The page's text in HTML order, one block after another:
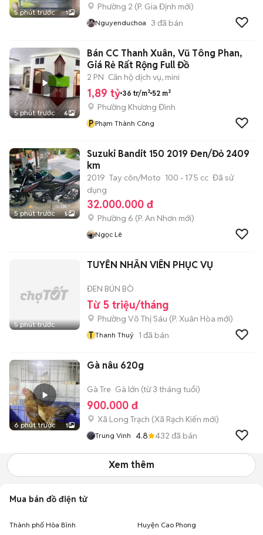
5 phút trước 1
Phường 2 (P. Gia Định mới)
Nguyenduchoa 3 đã bán
5 phút trước 6
Bán CC Thanh Xuân, Vũ Tông Phan,
Giá Rẻ Rất Rộng Full Đồ
2 PN Căn hộ dịch vụ, mini
1,89 tỷ 36 tr/m² 52 m²
Phường Khương Đình
P Phạm Thành Công
5 phút trước 5
Suzuki Bandit 150 2019 Đen/Đỏ 2409
km
2019 Tay côn/Moto 100 - 175 cc Đã sử
dụng
32.000.000 đ
Phường 6 (P. An Nhơn mới)
Ngọc Lê
5 phút trước
TUYỂN NHÂN VIÊN PHỤC VỤ
ĐEN BÚN BÒ
Từ 5 triệu/tháng
Phường Võ Thị Sáu (P. Xuân Hòa mới)
T Thanh Thuỷ 1 đã bán
6 phút trước 1
Gà nâu 620g
Gà Tre Gà lớn (từ 3 tháng tuổi)
900.000 đ
Xã Long Trạch (Xã Rạch Kiến mới)
Trung Vinh 4.8 432 đã bán
Xem thêm
Mua bán đồ điện tử
Thành phố Hòa Bình Huyện Cao Phong